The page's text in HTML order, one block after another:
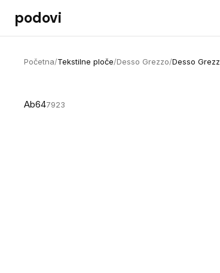
Preskoči na sadržaj
podovi
Početna/Tekstilne ploče/Desso Grezzo/Desso
Ab647923